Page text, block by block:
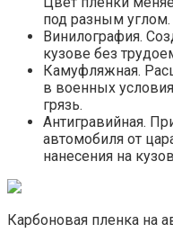
под разным
Винилография.
кузове без
Камуфляжная.
в военных
грязь.
Антигравийная.
автомобиля от
нанесения на
Карбоновая пленка на